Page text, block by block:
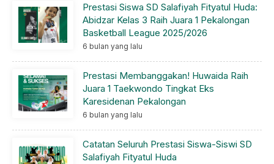
Prestasi Siswa SD Salafiyah Fityatul Huda:
Abidzar Kelas 3 Raih Juara 1 Pekalongan
Basketball League 2025/2026
6 bulan yang lalu
Prestasi Membanggakan! Huwaida Raih
Juara 1 Taekwondo Tingkat Eks
Karesidenan Pekalongan
6 bulan yang lalu
Catatan Seluruh Prestasi Siswa-Siswi SD
Salafiyah Fityatul Huda